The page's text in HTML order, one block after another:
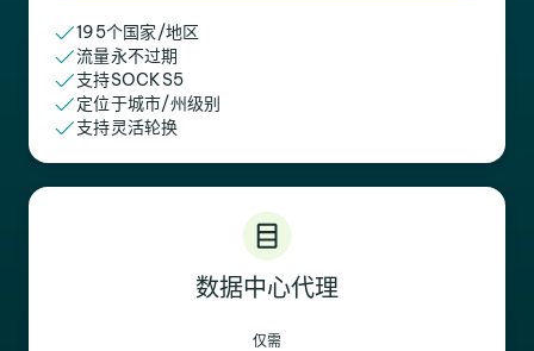
195个国家/地区
流量永不过期
支持SOCKS5
定位于城市/州级别
支持灵活轮换
数据中心代理
仅需